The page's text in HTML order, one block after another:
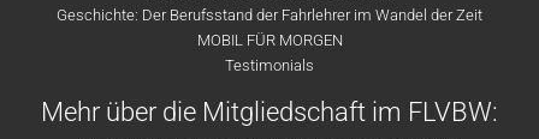
Geschichte: Der Berufsstand der Fahrlehrer im Wandel der Zeit
MOBIL FÜR MORGEN
Testimonials
Mehr über die Mitgliedschaft im FLVBW: